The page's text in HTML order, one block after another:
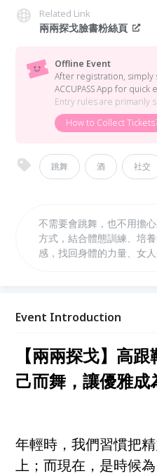
Related Link
兩兩探戈臉書粉絲頁
Offline Event
After registration,
ACCUPASS App for quick
Entry rules are primarily
How to Collect
跳舞 酒 社交
不需要會跳舞，也不用擔
方式，結合體態訓練、培
感，找回身體的力量、女
Event Introduction
【兩兩探戈】高
己而舞，讓優雅成
年輕時，我們習慣把
上；而現在，是時候